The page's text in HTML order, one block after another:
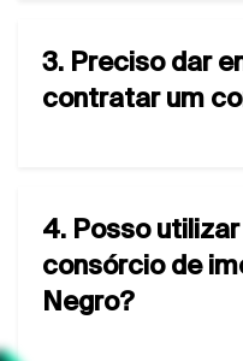
3. Preciso dar
contratar um
4. Posso utilizar
consórcio de
Negro?